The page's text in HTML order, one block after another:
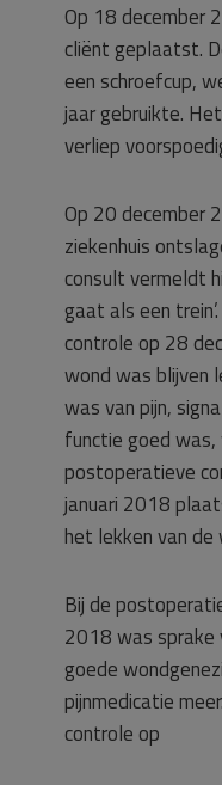
Op 18 december
cliënt geplaatst.
een schroefcup,
jaar gebruikte.
verliep
Op 20 december
ziekenhuis
consult vermeldt
gaat als een
controle op 28
wond was blijven
was van pijn,
functie goed
postoperatieve
januari 2018
het lekken van
Bij de
2018 was sprake
goede
pijnmedicatie
controle op